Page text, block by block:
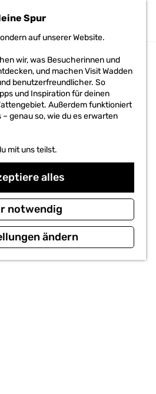
Spur
auf unserer Website.
wir, was Besucherinnen und
und machen Visit Wadden
benutzerfreundlicher. So
und Inspiration für deinen
Außerdem funktioniert
genau so, wie du es erwarten
mit uns teilst.
alles
notwendig
ändern
Dunkelheit?
Lies die
Geschichte